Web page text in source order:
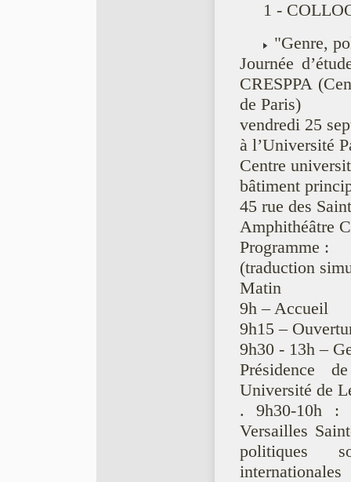
1 -
"Genre,
Journée
CRESPPA
de Paris)
vendredi 25
à l’Université
Centre
bâtiment
45 rue des
Amphithéâtre
Programme :
(traduction
Matin
9h – Accueil
9h15 –
9h30 - 13h –
Présidence
Université de
. 9h30-10h :
Versailles
politiques
internationales